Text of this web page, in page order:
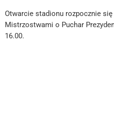
Otwarcie stadionu rozpocznie
Mistrzostwami o Puchar
16.00.